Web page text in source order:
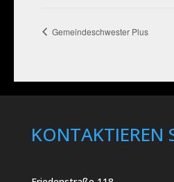
Gemeindeschwester Plus
KONTAKTIEREN